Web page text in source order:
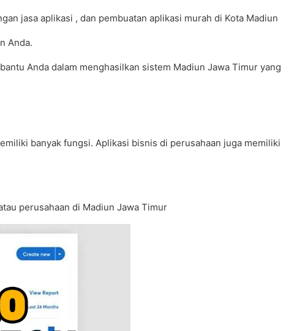
jasa aplikasi , dan pembuatan aplikasi murah di Kota Madiun
Anda.
Anda dalam menghasilkan sistem Madiun Jawa Timur yang
banyak fungsi. Aplikasi bisnis di perusahaan juga memiliki
perusahaan di Madiun Jawa Timur